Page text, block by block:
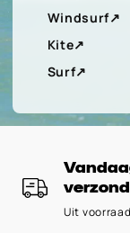
Windsurf↗︎
Kite↗︎
Surf↗︎
Uit voorraad